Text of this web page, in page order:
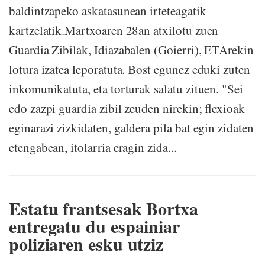
baldintzapeko askatasunean irteteagatik
kartzelatik.Martxoaren 28an atxilotu zuen
Guardia Zibilak, Idiazabalen (Goierri), ETArekin
lotura izatea leporatuta. Bost egunez eduki zuten
inkomunikatuta, eta torturak salatu zituen. "Sei
edo zazpi guardia zibil zeuden nirekin; flexioak
eginarazi zizkidaten, galdera pila bat egin zidaten
etengabean, itolarria eragin zida...
Estatu frantsesak Bortxa
entregatu du espainiar
poliziaren esku utziz